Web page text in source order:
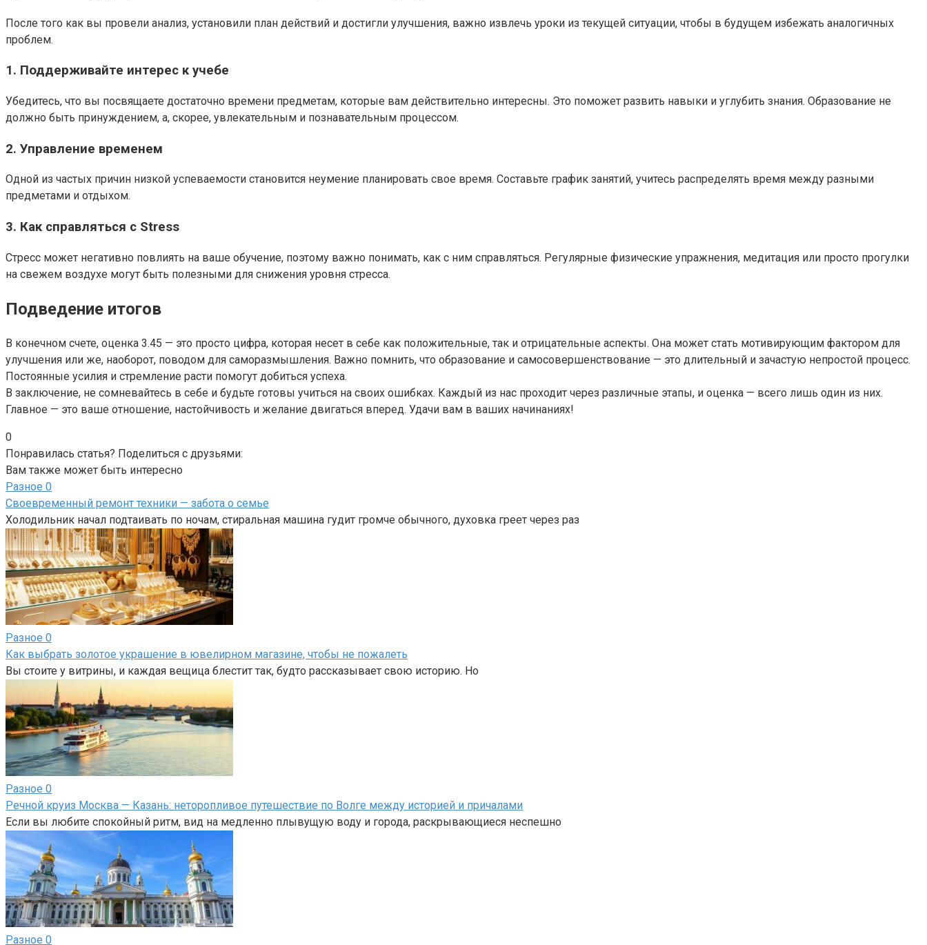
После того как вы провели анализ, установили план действий и достигли улучшения, важно извлечь уроки из текущей ситуации, чтобы в будущем избежать аналогичных
проблем.
1. Поддерживайте интерес к учебе
Убедитесь, что вы посвящаете достаточно времени предметам, которые вам действительно интересны. Это поможет развить навыки и углубить знания. Образование не
должно быть принуждением, а, скорее, увлекательным и познавательным процессом.
2. Управление временем
Одной из частых причин низкой успеваемости становится неумение планировать свое время. Составьте график занятий, учитесь распределять время между разными
предметами и отдыхом.
3. Как справляться с Stress
Стресс может негативно повлиять на ваше обучение, поэтому важно понимать, как с ним справляться. Регулярные физические упражнения, медитация или просто прогулки
на свежем воздухе могут быть полезными для снижения уровня стресса.
Подведение итогов
В конечном счете, оценка 3.45 — это просто цифра, которая несет в себе как положительные, так и отрицательные аспекты. Она может стать мотивирующим фактором для
улучшения или же, наоборот, поводом для саморазмышления. Важно помнить, что образование и самосовершенствование — это длительный и зачастую непростой процесс.
Постоянные усилия и стремление расти помогут добиться успеха.
В заключение, не сомневайтесь в себе и будьте готовы учиться на своих ошибках. Каждый из нас проходит через различные этапы, и оценка — всего лишь один из них.
Главное — это ваше отношение, настойчивость и желание двигаться вперед. Удачи вам в ваших начинаниях!
0
Понравилась статья? Поделиться с друзьями:
Вам также может быть интересно
Разное 0
Своевременный ремонт техники — забота о семье
Холодильник начал подтаивать по ночам, стиральная машина гудит громче обычного, духовка греет через раз
Разное 0
Как выбрать золотое украшение в ювелирном магазине, чтобы не пожалеть
Вы стоите у витрины, и каждая вещица блестит так, будто рассказывает свою историю. Но
Разное 0
Речной круиз Москва — Казань: неторопливое путешествие по Волге между историей и причалами
Если вы любите спокойный ритм, вид на медленно плывущую воду и города, раскрывающиеся неспешно
Разное 0